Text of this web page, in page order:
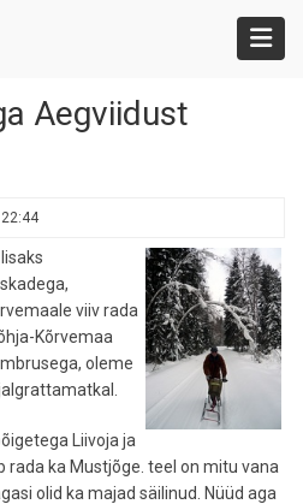
Aegviidust
viiv rada
Kõrvemaa
oleme
Liivoja ja
rada ka Mustjõge. teel on mitu vana
olid ka majad säilinud. Nüüd aga